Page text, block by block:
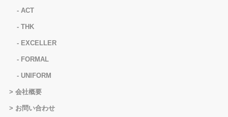
ACT
THK
EXCELLER
FORMAL
UNIFORM
会社概要
お問い合わせ